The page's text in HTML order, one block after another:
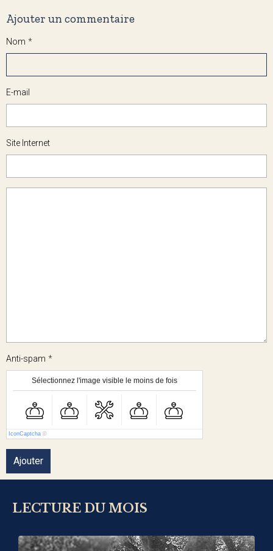
Ajouter un commentaire
Nom
E-mail
Site Internet
Anti-spam
Sélectionnez l'image visible le moins de fois
IconCaptcha ©
Ajouter
LECTURE DU MOIS